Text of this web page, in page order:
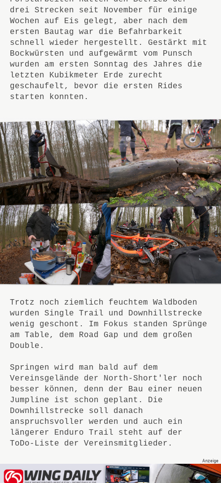
drei Strecken seit November für einige
Wochen auf Eis gelegt, aber nach dem
ersten Bautag war die Befahrbarkeit
schnell wieder hergestellt. Gestärkt mit
Bockwürsten und aufgewärmt vom Punsch
wurden am ersten Sonntag des Jahres die
letzten Kubikmeter Erde zurecht
geschaufelt, bevor die ersten Rides
starten konnten.
Trotz noch ziemlich feuchtem Waldboden
wurden Single Trail und Downhillstrecke
wenig geschont. Im Fokus standen Sprünge
am Table, dem Road Gap und dem großen
Double.
Springen wird man bald auf dem
Vereinsgelände der North-Short'ler noch
besser können, denn der Bau einer neuen
Jumpline ist schon geplant. Die
Downhillstrecke soll danach
anspruchsvoller werden und auch ein
längerer Enduro Trail steht auf der
ToDo-Liste der Vereinsmitglieder.